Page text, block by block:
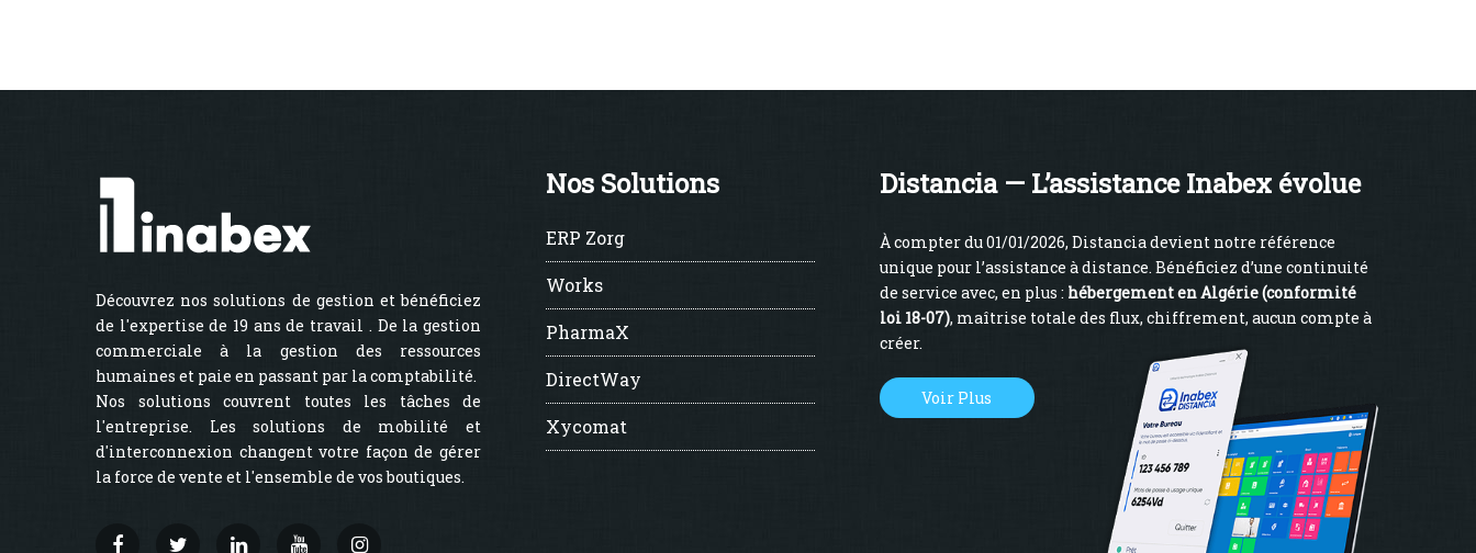
Découvrez nos solutions de gestion et bénéficiez
de l'expertise de 19 ans de travail . De la gestion
commerciale à la gestion des ressources
humaines et paie en passant par la comptabilité.
Nos solutions couvrent toutes les tâches de
l'entreprise. Les solutions de mobilité et
d'interconnexion changent votre façon de gérer
la force de vente et l'ensemble de vos boutiques.
Nos Solutions
ERP Zorg
Works
PharmaX
DirectWay
Xycomat
Distancia — L’assistance Inabex évolue
À compter du 01/01/2026, Distancia devient notre référence
unique pour l’assistance à distance. Bénéficiez d’une continuité
de service avec, en plus : hébergement en Algérie (conformité
loi 18-07), maîtrise totale des flux, chiffrement, aucun compte à
créer.
Voir Plus